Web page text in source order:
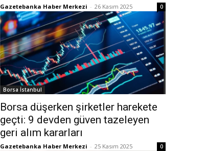
Gazetebanka Haber Merkezi - 26 Kasım 2025 0
Borsa İstanbul
Borsa düşerken şirketler harekete
geçti: 9 devden güven tazeleyen
geri alım kararları
Gazetebanka Haber Merkezi - 25 Kasım 2025 0